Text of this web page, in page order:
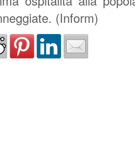
(Inform)